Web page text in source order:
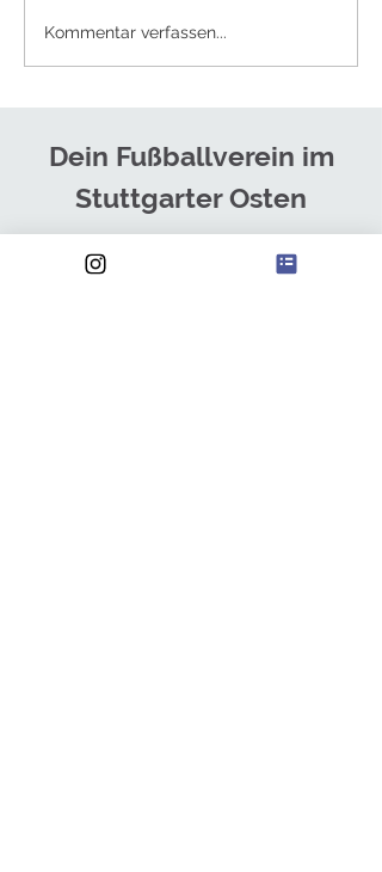
NEUES TRAINERTEAM FÜR DIE
HERREN
Kommentar verfassen...
Dein Fußballverein im
Stuttgarter Osten